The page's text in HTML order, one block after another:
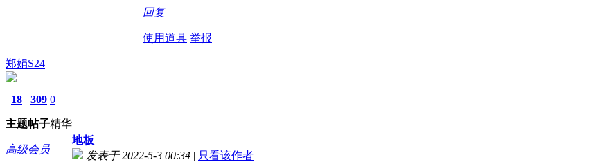
回复
使用道具 举报
郑娟S24
18
主题
309
帖子
0
精华
高级会员
地板
发表于 2022-5-3 00:34 | 只看该作者